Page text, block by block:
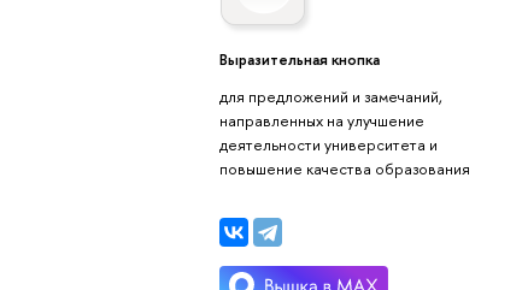
Выразительная кнопка
для предложений и замечаний,
направленных на улучшение
деятельности университета и
повышение качества образования